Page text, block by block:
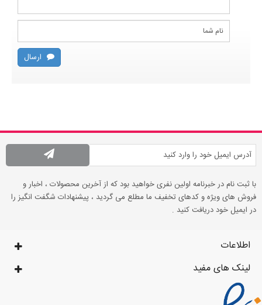
ارسال
با ثبت نام در خبرنامه اولین نفری خواهید بود که از آخرین محصولات ، اخبار و
فروش های ویژه و کدهای تخفیف ما مطلع می گردید ، پیشنهادات شگفت انگیز را
در ایمیل خود دریافت کنید .
اطلاعات
لینک های مفید